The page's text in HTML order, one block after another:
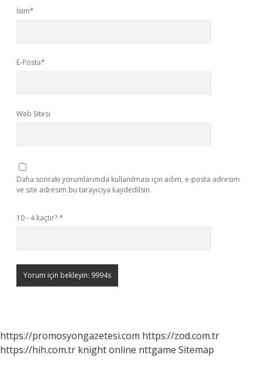
İsim*
E-Posta*
Web Sitesi
Daha sonraki yorumlarımda kullanılması için adım, e-posta adresim
ve site adresim bu tarayıcıya kaydedilsin.
10 - 4 kaçtır?*
https://promosyongazetesi.com https://zod.com.tr
https://hih.com.tr knight online nttgame Sitemap